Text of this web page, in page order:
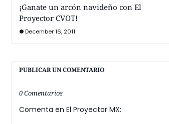
¡Ganate un arcón navideño con El
Proyector CVOT!
December 16, 2011
PUBLICAR UN COMENTARIO
0 Comentarios
Comenta en El Proyector MX: